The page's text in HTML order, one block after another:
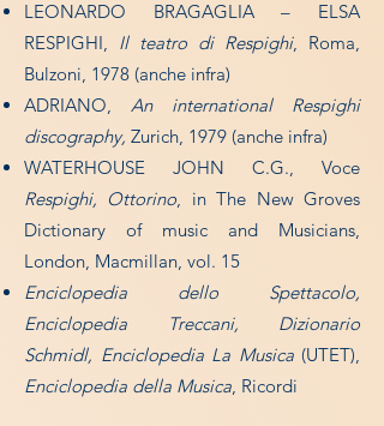
LEONARDO BRAGAGLIA – ELSA
RESPIGHI, Il teatro di Respighi, Roma,
Bulzoni, 1978 (anche infra)
ADRIANO, An international Respighi
discography, Zurich, 1979 (anche infra)
WATERHOUSE JOHN C.G., Voce
Respighi, Ottorino , in The New Groves
Dictionary of music and Musicians,
London, Macmillan, vol. 15
Enciclopedia dello Spettacolo,
Enciclopedia Treccani, Dizionario
Schmidl, Enciclopedia La Musica(UTET),
Enciclopedia della Musica , Ricordi